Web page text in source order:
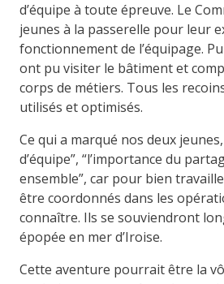
d’équipe à toute épreuve. Le
jeunes à la passerelle pour leur
fonctionnement de l’équipage.
ont pu visiter le bâtiment et
corps de métiers. Tous les
utilisés et optimisés.
Ce qui a marqué nos deux jeunes,
d’équipe”, “l’importance du
ensemble”, car pour bien
être coordonnés dans les
connaître. Ils se souviendront
épopée en mer d’Iroise.
Cette aventure pourrait être la